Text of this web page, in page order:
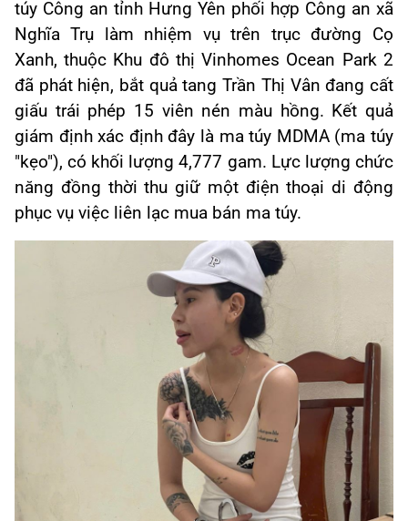
túy Công an tỉnh Hưng Yên phối hợp Công an xã
Nghĩa Trụ làm nhiệm vụ trên trục đường Cọ
Xanh, thuộc Khu đô thị Vinhomes Ocean Park 2
đã phát hiện, bắt quả tang Trần Thị Vân đang cất
giấu trái phép 15 viên nén màu hồng. Kết quả
giám định xác định đây là ma túy MDMA (ma túy
"kẹo"), có khối lượng 4,777 gam. Lực lượng chức
năng đồng thời thu giữ một điện thoại di động
phục vụ việc liên lạc mua bán ma túy.